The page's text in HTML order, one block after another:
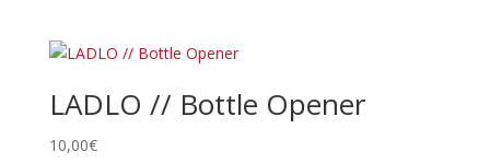
LADLO // Bottle Opener
10,00€